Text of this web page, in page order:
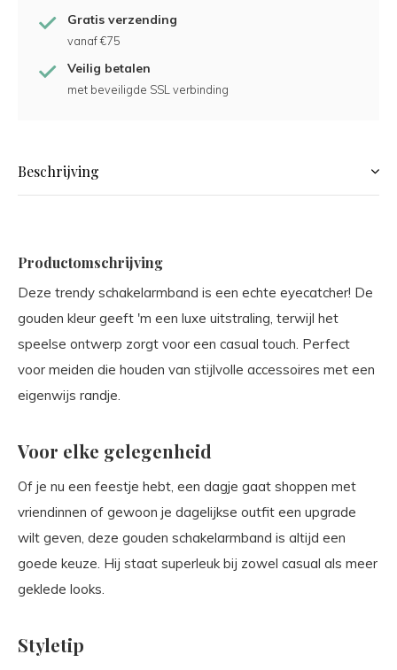
Gratis verzending
vanaf €75
Veilig betalen
met beveiligde SSL verbinding
Beschrijving
Productomschrijving
Deze trendy schakelarmband is een echte eyecatcher! De
gouden kleur geeft 'm een luxe uitstraling, terwijl het
speelse ontwerp zorgt voor een casual touch. Perfect
voor meiden die houden van stijlvolle accessoires met een
eigenwijs randje.
Voor elke gelegenheid
Of je nu een feestje hebt, een dagje gaat shoppen met
vriendinnen of gewoon je dagelijkse outfit een upgrade
wilt geven, deze gouden schakelarmband is altijd een
goede keuze. Hij staat superleuk bij zowel casual als meer
geklede looks.
Styletip